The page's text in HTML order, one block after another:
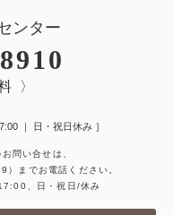
ンター
〉
｜ 日・祝日休み ］
問い合せは、
）
までお電話ください。
、日・祝日/休み